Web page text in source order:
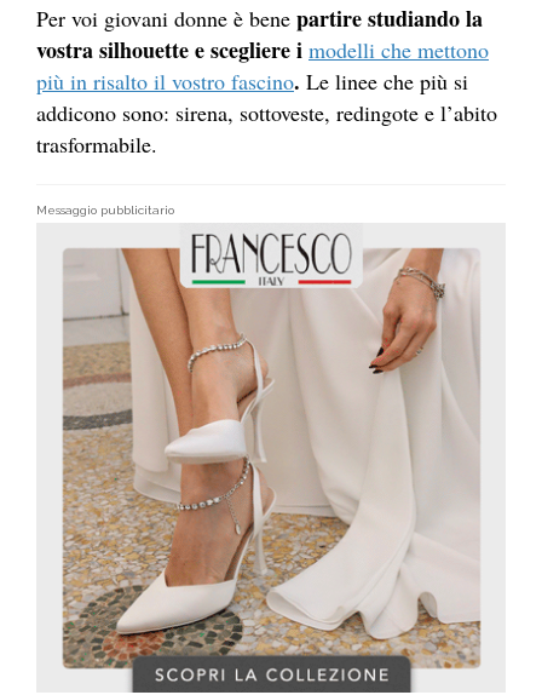
Per voi giovani donne è bene partire studiando la
vostra silhouette e scegliere i modelli che mettono
più in risalto il vostro fascino. Le linee che più si
addicono sono: sirena, sottoveste, redingote e l’abito
trasformabile.
Messaggio pubblicitario